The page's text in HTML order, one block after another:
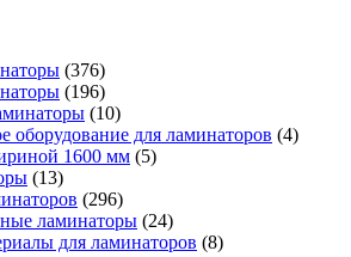
(376)
(196)
(10)
оборудование для ламинаторов (4)
1600 мм (5)
(13)
(296)
ламинаторы (24)
для ламинаторов (8)